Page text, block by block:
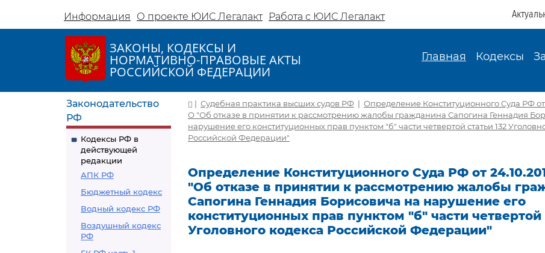
Информация О проекте ЮИС Легалакт Работа с ЮИС Легалакт
ЗАКОНЫ, КОДЕКСЫ И
НОРМАТИВНО-ПРАВОВЫЕ АКТЫ
РОССИЙСКОЙ ФЕДЕРАЦИИ
Главная Кодексы
Законодательство
РФ
Кодексы РФ в
действующей
редакции
АПК РФ
Бюджетный кодекс
Водный кодекс РФ
Воздушный кодекс
РФ
| Судебная практика высших судов РФ | Определение Конституционного Суда РФ от
О "Об отказе в принятии к рассмотрению жалобы гражданина Сапогина Геннадия
нарушение его конституционных прав пунктом "б" части четвертой статьи 132
Российской Федерации"
Определение Конституционного Суда РФ от
"Об отказе в принятии к рассмотрению жалобы
Сапогина Геннадия Борисовича на нарушение его
конституционных прав пунктом "б" части четвертой
Уголовного кодекса Российской Федерации"